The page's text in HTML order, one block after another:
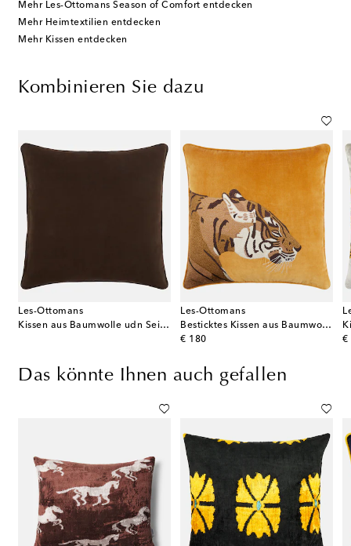
Mehr Les-Ottomans Season of Comfort entdecken
Mehr Heimtextilien entdecken
Mehr Kissen entdecken
Kombinieren Sie dazu
Les-Ottomans
Kissen aus Baumwolle udn Seide
Les-Ottomans
Besticktes Kissen aus Baumwollsamt
€ 180
original price €
Das könnte Ihnen auch gefallen